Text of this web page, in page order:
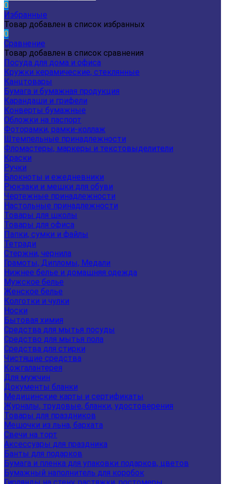
0
Избранные
Товар добавлен в список избранных
0
Сравнение
Товар добавлен в список сравнения
Посуда для дома и офиса
Кружки керамические, стеклянные
Канцтовары
Бумага и бумажная продукция
Карандаши и грифели
Конверты бумажные
Обложки на паспорт
Фоторамки, рамки-коллаж
Штемпельные принадлежности
Фломастеры, маркеры и текстовыделители
Краски
Ручки
Блокноты и ежедневники
Рюкзаки и мешки для обуви
Чертежные принадлежности
Настольные принадлежности
Товары для школы
Товары для офиса
Папки, сумки и файлы
Тетради
Стержни, чернила
Грамоты, Дипломы, Медали
Нижнее белье и домашняя одежда
Мужское белье
Женское белье
Колготки и чулки
Носки
Бытовая химия
Средства для мытья посуды
Средство для мытья пола
Средства для стирки
Чистящие средства
Кожгалантерея
Для мужчин
Документы бланки
Медицинские карты и сертификаты
Журналы, трудовые, бланки, удостоверения
Товары для праздников
Мешочки из льна, бархата
Свечи на торт
Аксессуары для праздника
Банты для подарков
Бумага и пленка для упаковки подарков, цветов
Бумажный наполнитель для коробок